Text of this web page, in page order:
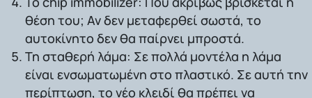
θέση του; Αν δεν μεταφερθεί σωστά, το
αυτοκίνητο δεν θα παίρνει μπροστά.
Τη σταθερή λάμα: Σε πολλά μοντέλα η λάμα
είναι ενσωματωμένη στο πλαστικό. Σε αυτή την
περίπτωση, το νέο κλειδί θα πρέπει να